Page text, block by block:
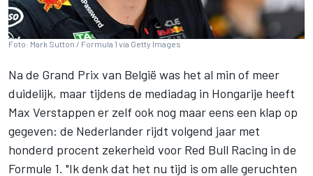
Foto: Mark Sutton / Formula 1 via Getty Images
Na de Grand Prix van België was het al min of meer
duidelijk, maar tijdens de mediadag in Hongarije heeft
Max Verstappen er zelf ook nog maar eens een klap op
gegeven: de Nederlander rijdt volgend jaar met
honderd procent zekerheid voor Red Bull Racing in de
Formule 1. "Ik denk dat het nu tijd is om alle geruchten